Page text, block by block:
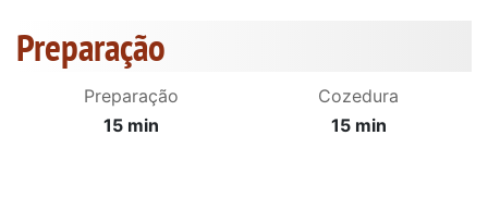
Preparação
Preparação
15 min
Cozedura
15 min